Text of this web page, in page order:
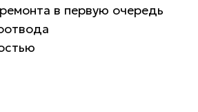
в первую очередь